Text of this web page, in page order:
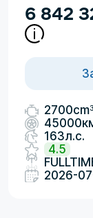
6 842
2700cm3
163л.с.
4.5
2026-